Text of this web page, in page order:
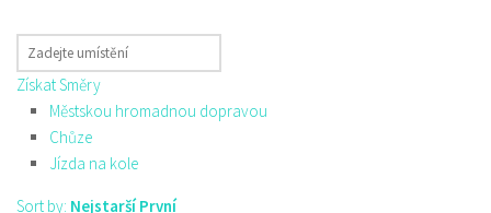
Získat Směry
Městskou hromadnou dopravou
Chůze
Jízda na kole
Sort by: Nejstarší První